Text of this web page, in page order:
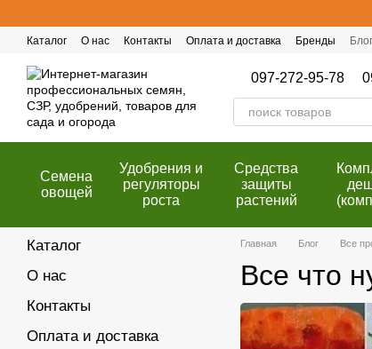
Каталог О нас Контакты Оплата и доставка Бренды Блог
097-272-95-78
Семена
овощей
Удобрения и
регуляторы
роста
Cредства
защиты
растений
Главная Блог Все
Все что
Каталог
О нас
Контакты
Оплата и доставка